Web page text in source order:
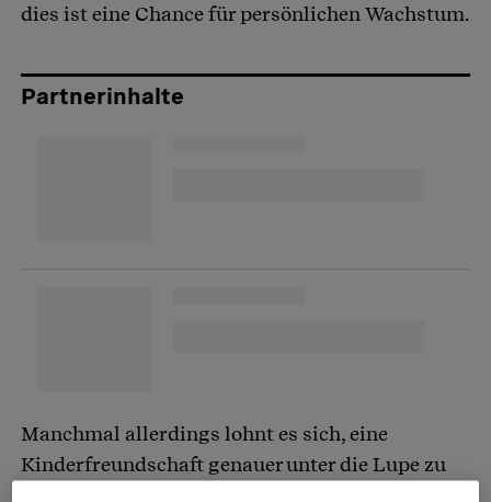
dies ist eine Chance für persönlichen Wachstum.
Partnerinhalte
Manchmal allerdings lohnt es sich, eine
Kinderfreundschaft genauer unter die Lupe zu